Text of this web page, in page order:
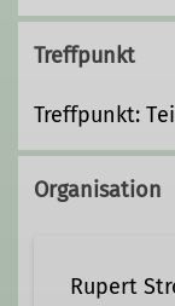
Treffpunkt
Treffpunkt:
Organisation
Rupert